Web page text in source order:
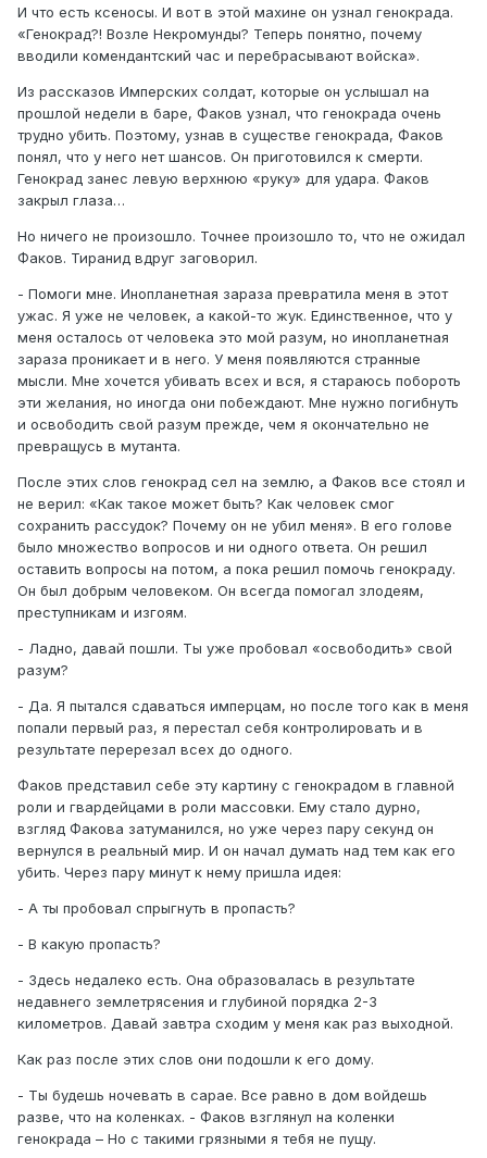
И что есть ксеносы. И вот в этой махине он узнал генокрада.
«Генокрад?! Возле Некромунды? Теперь понятно, почему
вводили комендантский час и перебрасывают войска».
Из рассказов Имперских солдат, которые он услышал на
прошлой недели в баре, Факов узнал, что генокрада очень
трудно убить. Поэтому, узнав в существе генокрада, Факов
понял, что у него нет шансов. Он приготовился к смерти.
Генокрад занес левую верхнюю «руку» для удара. Факов
закрыл глаза…
Но ничего не произошло. Точнее произошло то, что не ожидал
Факов. Тиранид вдруг заговорил.
- Помоги мне. Инопланетная зараза превратила меня в этот
ужас. Я уже не человек, а какой-то жук. Единственное, что у
меня осталось от человека это мой разум, но инопланетная
зараза проникает и в него. У меня появляются странные
мысли. Мне хочется убивать всех и вся, я стараюсь побороть
эти желания, но иногда они побеждают. Мне нужно погибнуть
и освободить свой разум прежде, чем я окончательно не
превращусь в мутанта.
После этих слов генокрад сел на землю, а Факов все стоял и
не верил: «Как такое может быть? Как человек смог
сохранить рассудок? Почему он не убил меня». В его голове
было множество вопросов и ни одного ответа. Он решил
оставить вопросы на потом, а пока решил помочь генокраду.
Он был добрым человеком. Он всегда помогал злодеям,
преступникам и изгоям.
- Ладно, давай пошли. Ты уже пробовал «освободить» свой
разум?
- Да. Я пытался сдаваться имперцам, но после того как в меня
попали первый раз, я перестал себя контролировать и в
результате перерезал всех до одного.
Факов представил себе эту картину с генокрадом в главной
роли и гвардейцами в роли массовки. Ему стало дурно,
взгляд Факова затуманился, но уже через пару секунд он
вернулся в реальный мир. И он начал думать над тем как его
убить. Через пару минут к нему пришла идея:
- А ты пробовал спрыгнуть в пропасть?
- В какую пропасть?
- Здесь недалеко есть. Она образовалась в результате
недавнего землетрясения и глубиной порядка 2-3
километров. Давай завтра сходим у меня как раз выходной.
Как раз после этих слов они подошли к его дому.
- Ты будешь ночевать в сарае. Все равно в дом войдешь
разве, что на коленках. - Факов взглянул на коленки
генокрада – Но с такими грязными я тебя не пущу.